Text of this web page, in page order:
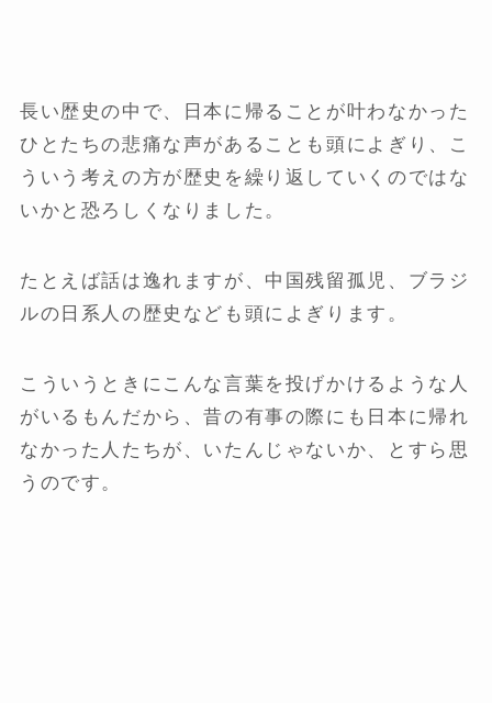
長い歴史の中で、日本に帰ることが叶わなかった
ひとたちの悲痛な声があることも頭によぎり、こ
ういう考えの方が歴史を繰り返していくのではな
いかと恐ろしくなりました。
たとえば話は逸れますが、中国残留孤児、ブラジ
ルの日系人の歴史なども頭によぎります。
こういうときにこんな言葉を投げかけるような人
がいるもんだから、昔の有事の際にも日本に帰れ
なかった人たちが、いたんじゃないか、とすら思
うのです。